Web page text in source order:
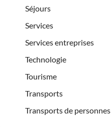
Séjours
Services
Services entreprises
Technologie
Tourisme
Transports
Transports de personnes